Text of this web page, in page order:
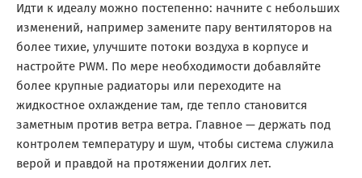
Идти к идеалу можно постепенно: начните с небольших
изменений, например замените пару вентиляторов на
более тихие, улучшите потоки воздуха в корпусе и
настройте PWM. По мере необходимости добавляйте
более крупные радиаторы или переходите на
жидкостное охлаждение там, где тепло становится
заметным против ветра ветра. Главное — держать под
контролем температуру и шум, чтобы система служила
верой и правдой на протяжении долгих лет.